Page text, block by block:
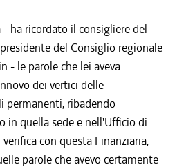
ha ricordato il consigliere del
del Consiglio regionale
- le parole che lei aveva
dei vertici delle
permanenti, ribadendo
in quella sede e nell'Ufficio di
con questa Finanziaria,
parole che avevo certamente